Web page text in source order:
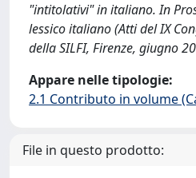
"intitolativi" in italiano. In
lessico italiano (Atti del IX
della SILFI, Firenze, giugno
Appare nelle tipologie:
2.1 Contributo in volume
File in questo prodotto: